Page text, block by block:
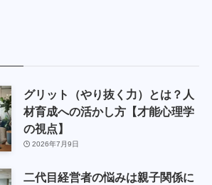
グリット（やり抜く力）とは？人
材育成への活かし方【才能心理学
の視点】
2026年7月9日
二代目経営者の悩みは親子関係に